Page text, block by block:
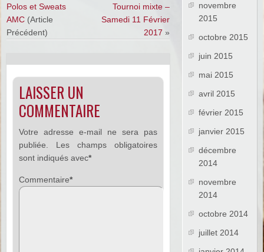
Polos et Sweats
AMC (Article
Précédent)
Tournoi mixte –
Samedi 11 Février
2017 »
LAISSER UN
COMMENTAIRE
Votre adresse e-mail ne sera pas
publiée.
Les champs obligatoires
sont indiqués avec*
Commentaire*
novembre
2015
octobre 2015
juin 2015
mai 2015
avril 2015
février 2015
janvier 2015
décembre
2014
novembre
2014
octobre 2014
juillet 2014